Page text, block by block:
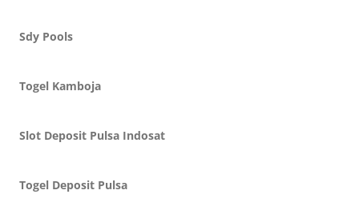
Sdy Pools
Togel Kamboja
Slot Deposit Pulsa Indosat
Togel Deposit Pulsa